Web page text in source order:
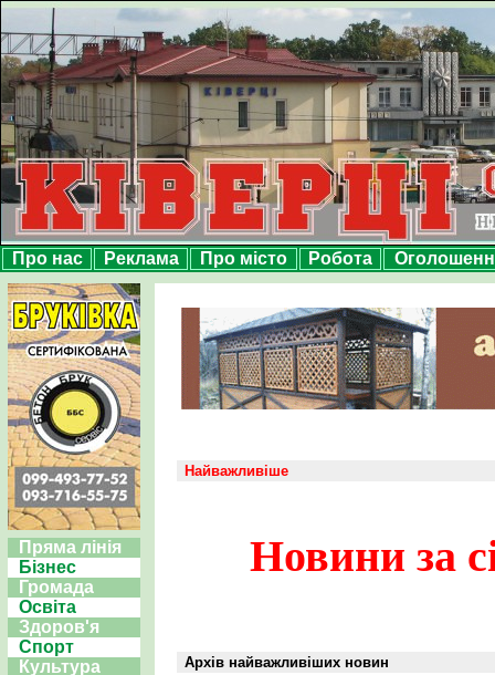
Про нас Реклама Про місто Робота
Пряма лінія
Бізнес
Громада
Освіта
Здоров'я
Спорт
Культура
Найважливіше
Новини за
Архів найважливіших новин